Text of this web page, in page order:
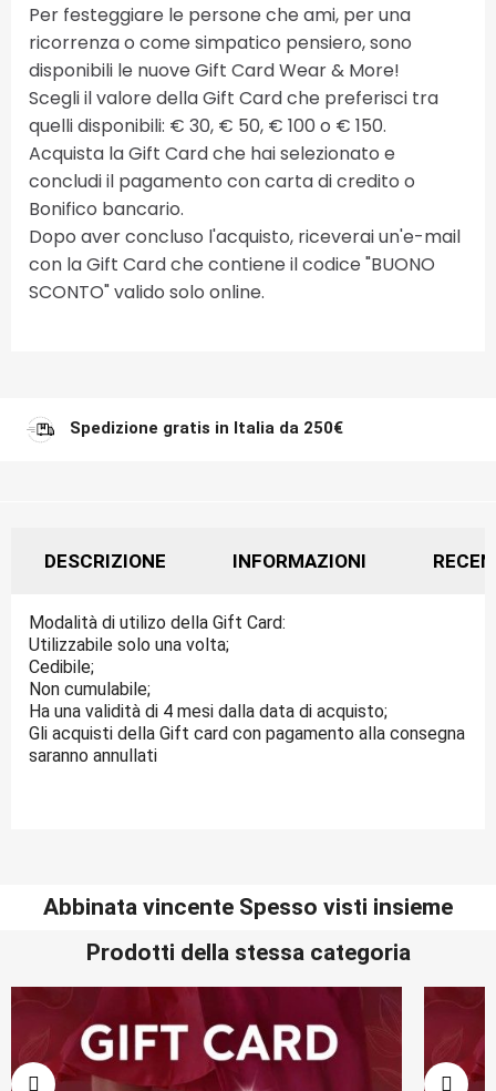
Per festeggiare le persone che ami, per una
ricorrenza o come simpatico pensiero, sono
disponibili le nuove Gift Card Wear & More!
Scegli il valore della Gift Card che preferisci tra
quelli disponibili: € 30, € 50, € 100 o € 150.
Acquista la Gift Card che hai selezionato e
concludi il pagamento con carta di credito o
Bonifico bancario.
Dopo aver concluso l'acquisto, riceverai un'e-mail
con la Gift Card che contiene il codice "BUONO
SCONTO" valido solo online.
Spedizione gratis in Italia da 250€
DESCRIZIONE INFORMAZIONI
Modalità di utilizo della Gift Card:
Utilizzabile solo una volta;
Cedibile;
Non cumulabile;
Ha una validità di 4 mesi dalla data di acquisto;
Gli acquisti della Gift card con pagamento alla consegna
saranno annullati
Abbinata vincente Spesso visti insieme
Prodotti della stessa categoria